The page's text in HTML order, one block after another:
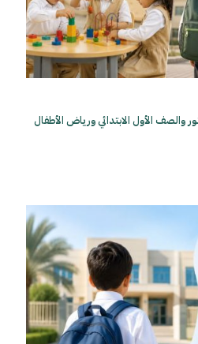
والصف الأول الابتدائي ورياض الأطفال